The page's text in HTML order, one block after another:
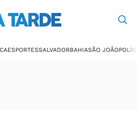
ESPORTESSALVADORBAHIASÃO JOÃO